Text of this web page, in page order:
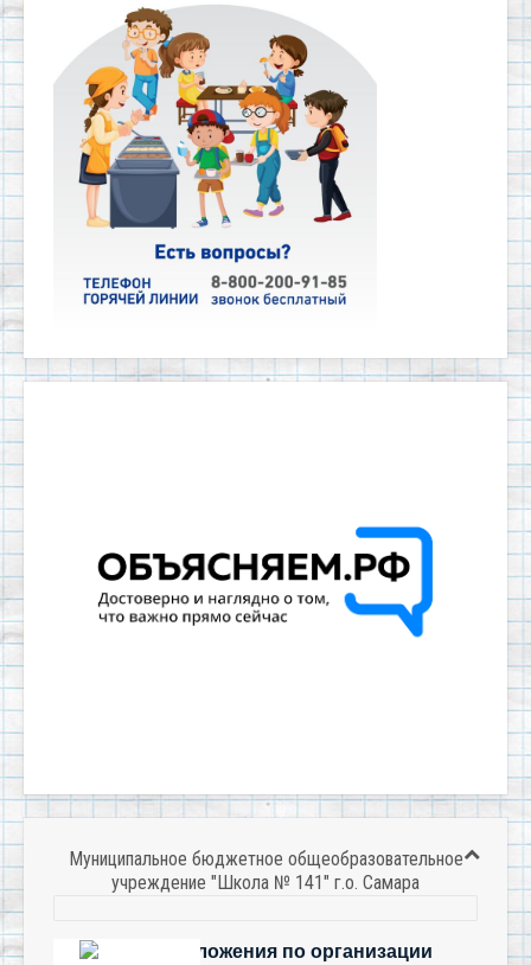
Муниципальное бюджетное общеобразовательное
учреждение "Школа № 141" г.о. Самара
Есть предложения по организации